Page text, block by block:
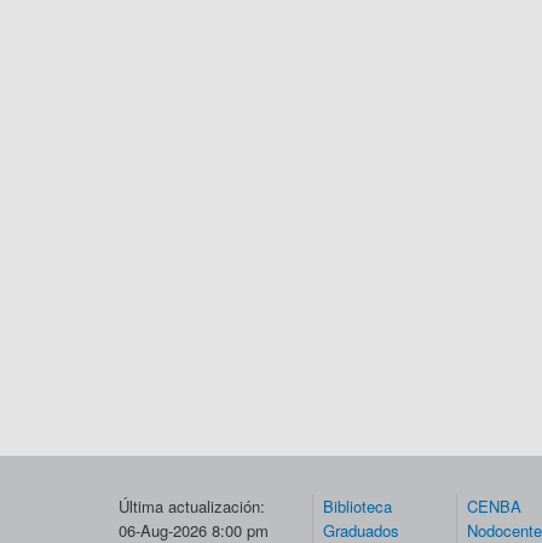
Última actualización:
06-Aug-2026 8:00 pm
Biblioteca
Graduados
CENBA